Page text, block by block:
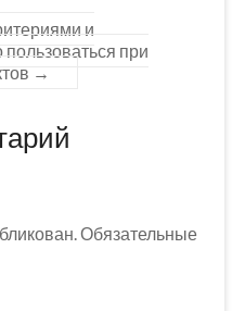
и
при
→
Обязательные